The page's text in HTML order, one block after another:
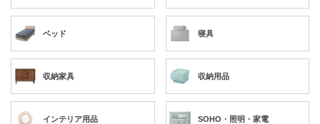
ベッド 寝具
収納家具 収納用品
インテリア用品 SOHO・照明・家電